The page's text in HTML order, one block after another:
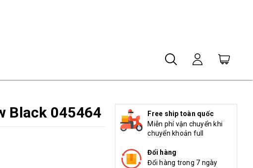
Black 045464
Free ship toàn quốc
Miễn phí vận chuyển khi
chuyển khoản full
Đổi hàng
Đổi hàng trong 7 ngày